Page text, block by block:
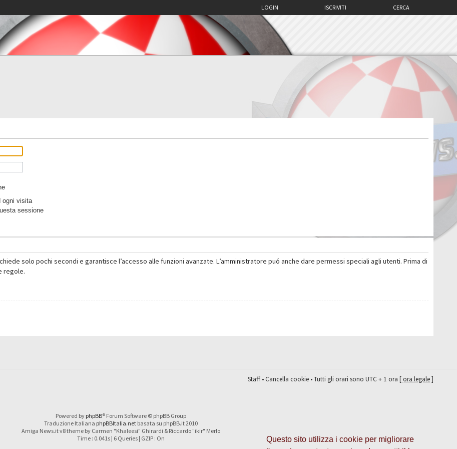
Questo sito utilizza i cookie per migliorare
CERCA
ISCRIVITI
LOGIN
ogni visita
sessione
solo pochi secondi e garantisce l’accesso alle funzioni avanzate. L’amministratore puó anche dare permessi speciali agli utenti. Prima di
regole.
Staff•Cancella cookie• Tutti gli orari sono UTC + 1 ora [ora legale]
Powered by phpBB® Forum Software © phpBB Group
Traduzione Italiana phpBBItalia.netbasata su phpBB.it 2010
Amiga News.it v8 theme by Carmen "Khaleesi" Ghirardi & Riccardo "ikir" Merlo
Time : 0.041s | 6 Queries | GZIP : On